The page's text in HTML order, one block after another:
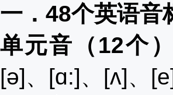
一． 48个英语音
单元音（12个）
[ə]、[ɑ:]、[ʌ]、